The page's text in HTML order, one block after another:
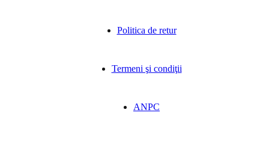
Politica de retur
Termeni şi condiţii
ANPC